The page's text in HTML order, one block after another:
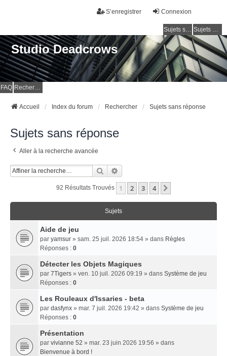
Connexion
S’enregistrer
Sujets sans réponse Sujets actifs
Studio Deadcrows
FAQ Rechercher
Accueil Index du forum Rechercher Sujets sans réponse
Sujets sans réponse
Aller à la recherche avancée
Rechercher
92 Résultats Trouvés 1 2 3 4
Sujets
Aide de jeu
par yamsur » sam. 25 juil. 2026 18:54 » dans Règles
Réponses : 0
Détecter les Objets Magiques
par 7Tigers » ven. 10 juil. 2026 09:19 » dans Système de jeu
Réponses : 0
Les Rouleaux d'Issaries - beta
par dasfynx » mar. 7 juil. 2026 19:42 » dans Système de jeu
Réponses : 0
Présentation
par vivianne 52 » mar. 23 juin 2026 19:56 » dans
Bienvenue à bord !